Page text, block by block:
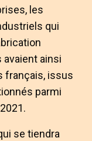
les
qui
ainsi
français, issus
parmi
se tiendra